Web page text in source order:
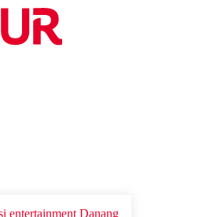
OFERTE DE NERATAT
entertainment Danang